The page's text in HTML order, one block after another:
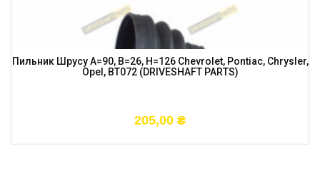
Пильник Шрусу A=90, B=26, H=126 Chevrolet, Pontiac, Chrysler,
Opel, BT072 (DRIVESHAFT PARTS)
205,00 ₴